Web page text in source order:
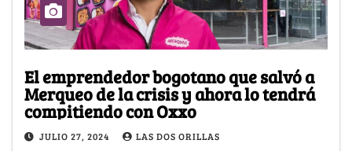
El emprendedor bogotano que salvó a
Merqueo de la crisis y ahora lo tendrá
compitiendo con Oxxo
JULIO 27, 2024 LAS DOS ORILLAS